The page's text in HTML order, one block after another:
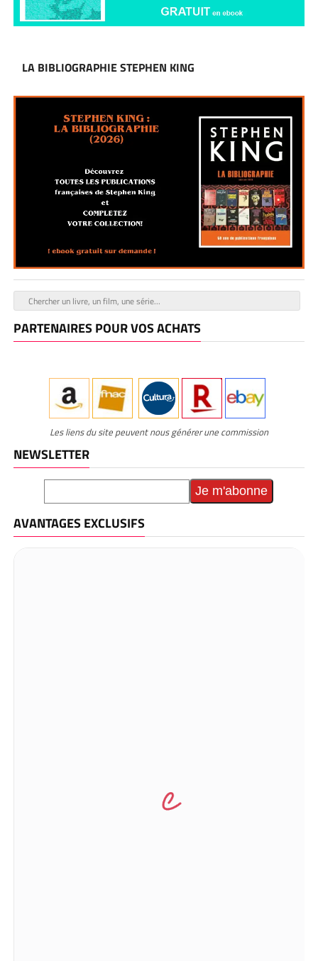
LA BIBLIOGRAPHIE STEPHEN KING
PARTENAIRES POUR VOS ACHATS
Les liens du site peuvent nous générer une commission
NEWSLETTER
AVANTAGES EXCLUSIFS